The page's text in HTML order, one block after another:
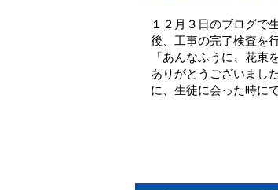
１２月３日のブログで
後、工事の完了検査を
「あんなふうに、花束
ありがとうございまし
に、生徒に会った時に